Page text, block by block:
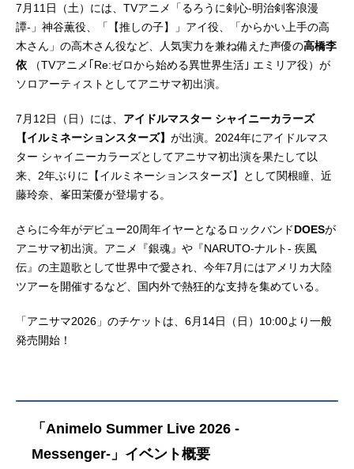
7月11日（土）には、TVアニメ「るろうに剣心-明治剣客浪漫
譚-」神谷薫役、「【推しの子】」アイ役、「からかい上手の高
木さん」の高木さん役など、人気実力を兼ね備えた声優の高橋李
依 （TVアニメ｢Re:ゼロから始める異世界生活｣ エミリア役）が
ソロアーティストとしてアニサマ初出演。
7月12日（日）には、 アイドルマスター シャイニーカラーズ
【イルミネーションスターズ】 が出演。2024年にアイドルマス
ター シャイニーカラーズとしてアニサマ初出演を果たして以
来、2年ぶりに【イルミネーションスターズ】として関根瞳、近
藤玲奈、峯田茉優が登場する。
さらに今年がデビュー20周年イヤーとなるロックバンドDOESが
アニサマ初出演。アニメ『銀魂』や『NARUTO-ナルト- 疾風
伝』の主題歌として世界中で愛され、今年7月にはアメリカ大陸
ツアーを開催するなど、国内外で熱狂的な支持を集めている。
「アニサマ2026」のチケットは、6月14日（日）10:00より一般
発売開始！
「Animelo Summer Live 2026 -
Messenger-」イベント概要